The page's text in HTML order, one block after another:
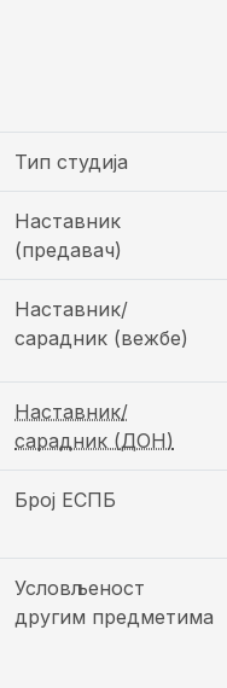
Тип студија
Наставник
(предавач)
Наставник/
сарадник (вежбе)
Наставник/
сарадник (ДОН)
Број ЕСПБ
Условљеност
другим предметима